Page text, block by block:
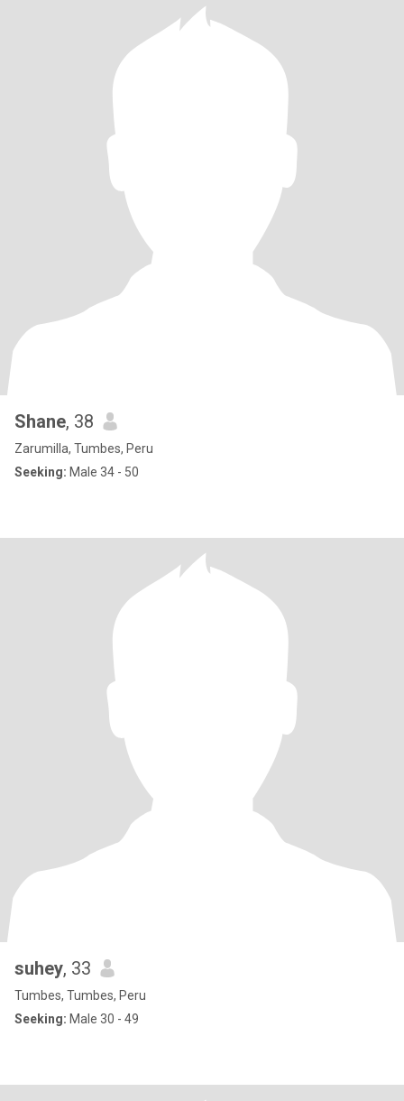
Shane, 38
Zarumilla, Tumbes, Peru
Seeking: Male 34 - 50
suhey, 33
Tumbes, Tumbes, Peru
Seeking: Male 30 - 49